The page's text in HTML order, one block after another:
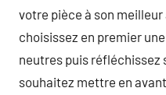
votre pièce à son
choisissez en premier
neutres puis réfléchissez
souhaitez mettre en